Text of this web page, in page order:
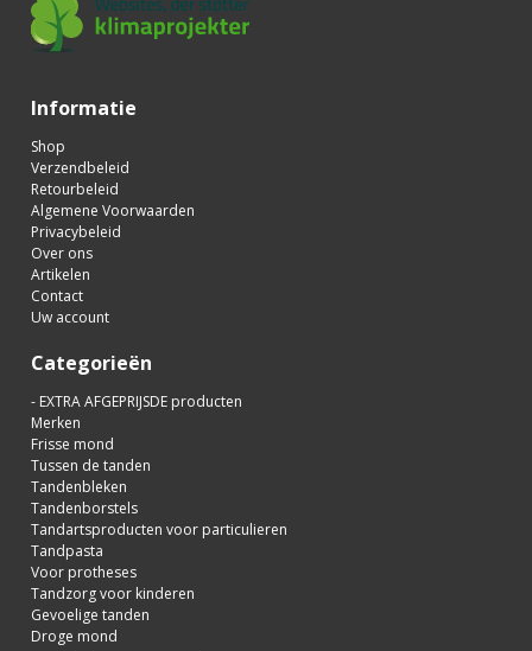
Informatie
Shop
Verzendbeleid
Retourbeleid
Algemene Voorwaarden
Privacybeleid
Over ons
Artikelen
Contact
Uw account
Categorieën
- EXTRA AFGEPRIJSDE producten
Merken
Frisse mond
Tussen de tanden
Tandenbleken
Tandenborstels
Tandartsproducten voor particulieren
Tandpasta
Voor protheses
Tandzorg voor kinderen
Gevoelige tanden
Droge mond